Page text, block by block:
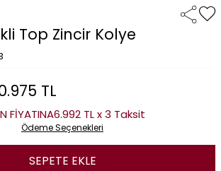
Top Zincir Kolye
TL
FİYATINA6.992 TL x 3 Taksit
Ödeme Seçenekleri
SEPETE EKLE